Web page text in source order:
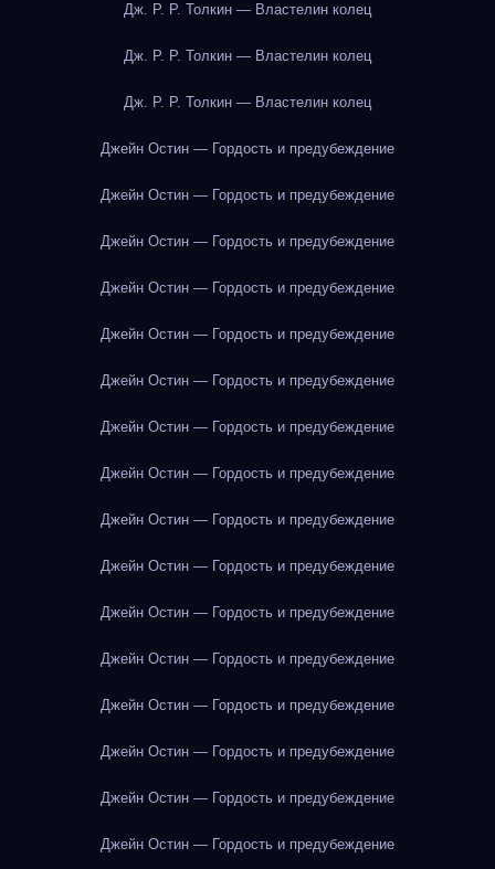
Дж. Р. Р. Толкин — Властелин колец
Дж. Р. Р. Толкин — Властелин колец
Дж. Р. Р. Толкин — Властелин колец
Джейн Остин — Гордость и предубеждение
Джейн Остин — Гордость и предубеждение
Джейн Остин — Гордость и предубеждение
Джейн Остин — Гордость и предубеждение
Джейн Остин — Гордость и предубеждение
Джейн Остин — Гордость и предубеждение
Джейн Остин — Гордость и предубеждение
Джейн Остин — Гордость и предубеждение
Джейн Остин — Гордость и предубеждение
Джейн Остин — Гордость и предубеждение
Джейн Остин — Гордость и предубеждение
Джейн Остин — Гордость и предубеждение
Джейн Остин — Гордость и предубеждение
Джейн Остин — Гордость и предубеждение
Джейн Остин — Гордость и предубеждение
Джейн Остин — Гордость и предубеждение